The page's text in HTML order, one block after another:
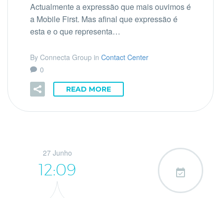
Actualmente a expressão que mais ouvimos é
a Mobile First. Mas afinal que expressão é
esta e o que representa…
By Connecta Group in Contact Center
0
READ MORE

27 Junho
12:09